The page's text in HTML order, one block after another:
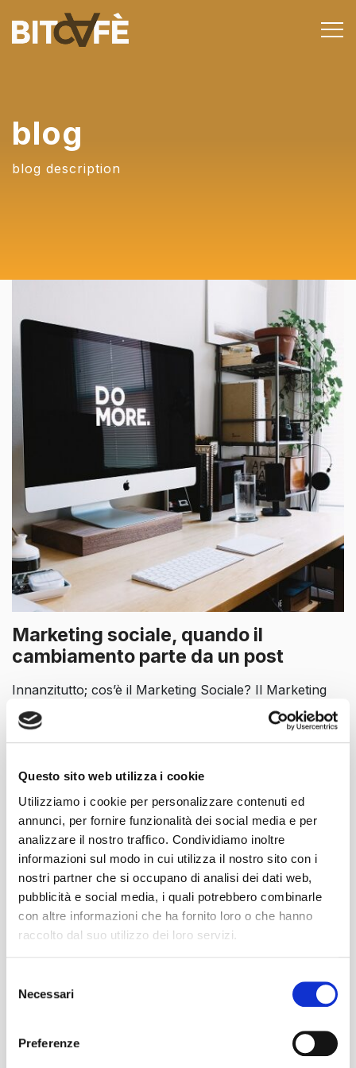
Questo sito web utilizza i cookie
Utilizziamo i cookie per personalizzare contenuti ed
annunci, per fornire funzionalità dei social media e per
analizzare il nostro traffico. Condividiamo inoltre
informazioni sul modo in cui utilizza il nostro sito con i
nostri partner che si occupano di analisi dei dati web,
pubblicità e social media, i quali potrebbero combinarle
con altre informazioni che ha fornito loro o che hanno
raccolto dal suo utilizzo dei loro servizi.
delNecessari
Preferenze
blog
blog description
Marketing sociale, quando il
cambiamento parte da un post
Innanzitutto; cos’è il Marketing Sociale? Il Marketing
Sociale, anche conosciuto come “Cause Marketing”
introduce in quello che possiamo considerare il
marketing ordinario il fattore sociale, per esempio
comunicazione messaggi attivisti o contenuti volti a
sensibilizzare il pubblico rispetto a diversi temi; impatto
ambientale, abuso di sostanze, la prevenzione della
[…]
READ MORE
Ultimi post
un trend